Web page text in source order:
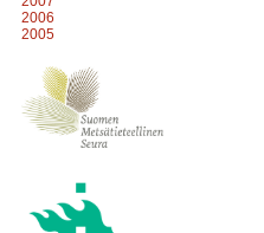
2006
2005